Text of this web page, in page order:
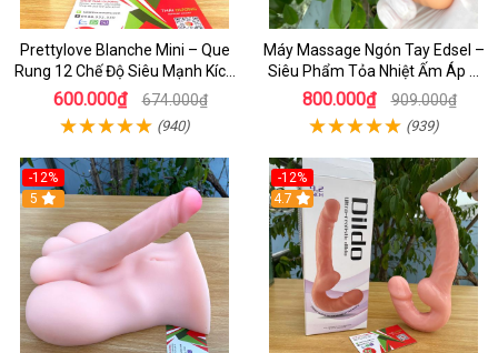
Prettylove Blanche Mini – Que
Rung 12 Chế Độ Siêu Mạnh Kích
Thích Điểm G Đê Mê
600.000₫ 674.000₫
(940)
Máy Massage Ngón Tay Edsel –
Siêu Phẩm Tỏa Nhiệt Ấm Áp &
Rung Móc Thăng Hoa
800.000₫ 909.000₫
(939)
-12%
5
-12%
4.7